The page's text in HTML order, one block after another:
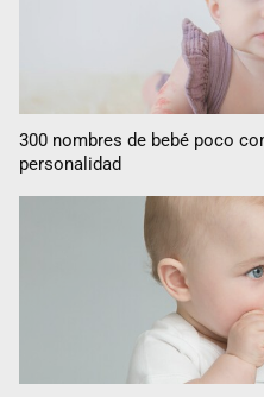
300 nombres de bebé poco
personalidad